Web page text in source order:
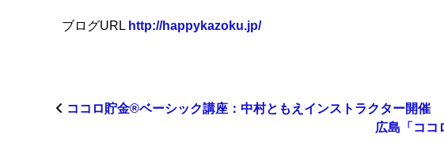
ブログURL http://happykazoku.jp/
ココロ貯金®︎ベーシック講座：中村ともえインストラクター開催
広島「ココ